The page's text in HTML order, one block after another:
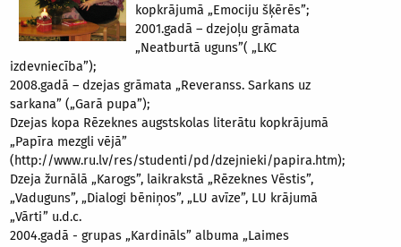
kopkrājumā „Emociju šķērēs”;
2001.gadā – dzejoļu grāmata
„Neatburtā uguns”( „LKC
izdevniecība”);
2008.gadā – dzejas grāmata „Reveranss. Sarkans uz
sarkana” („Garā pupa”);
Dzejas kopa Rēzeknes augstskolas literātu kopkrājumā
„Papīra mezgli vējā”
(http://www.ru.lv/res/studenti/pd/dzejnieki/papira.htm);
Dzeja žurnālā „Karogs”, laikrakstā „Rēzeknes Vēstis”,
„Vaduguns”, „Dialogi bēniņos”, „LU avīze”, LU krājumā
„Vārti” u.d.c.
2004.gadā - grupas „Kardināls” albuma „Laimes